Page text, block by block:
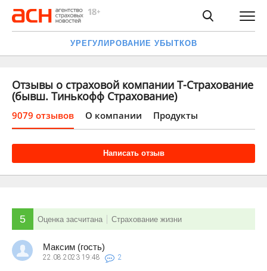
УРЕГУЛИРОВАНИЕ УБЫТКОВ
Отзывы о страховой компании Т-Страхование
(бывш. Тинькофф Страхование)
9079 отзывов О компании Продукты
Написать отзыв
5 Оценка засчитана Страхование жизни
Максим (гость)
22.08.2023 19:48 2